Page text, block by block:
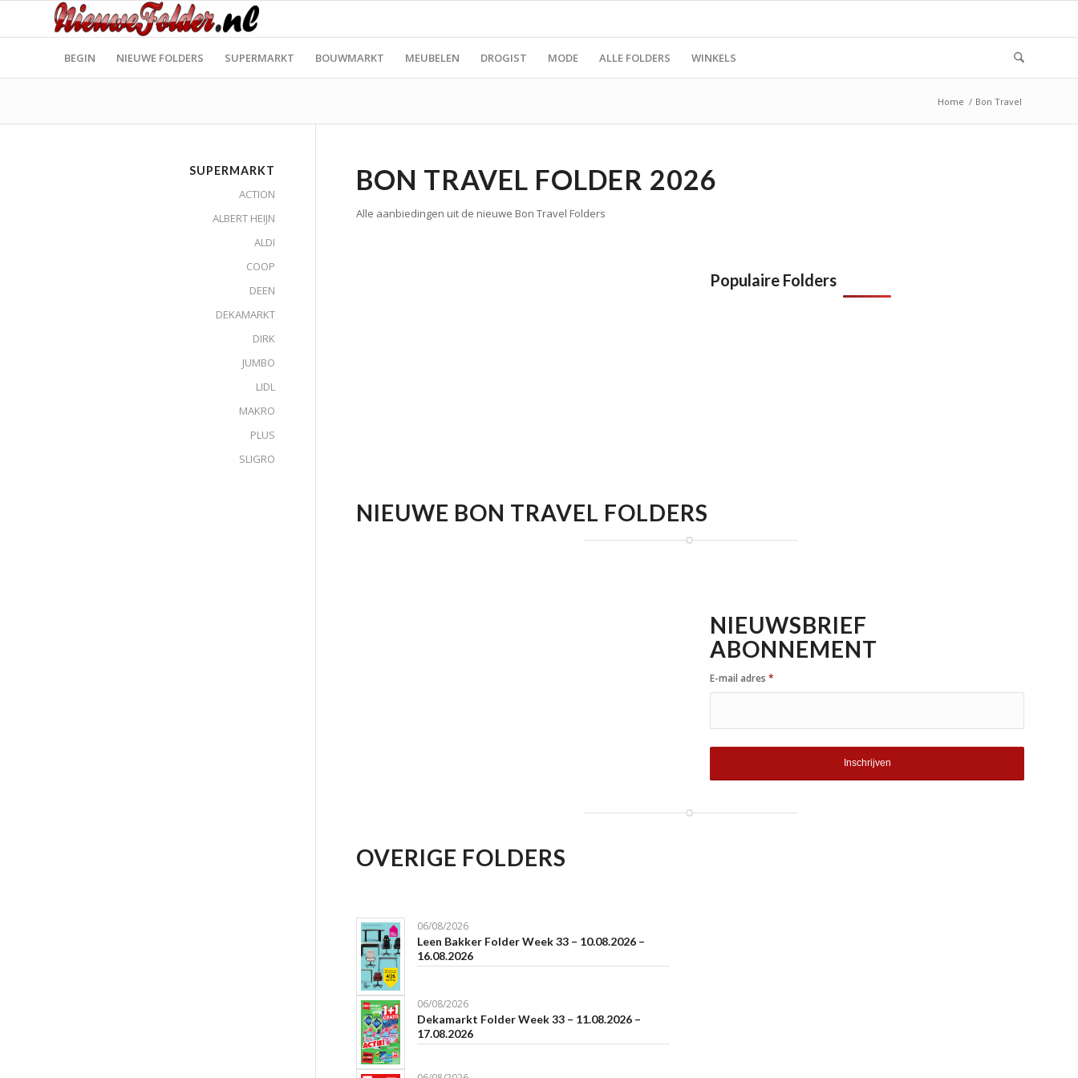
BEGIN NIEUWE FOLDERS SUPERMARKT BOUWMARKT MEUBELEN DROGIST MODE ALLE FOLDERS WINKELS
Home / Bon Travel
BON TRAVEL FOLDER 2026
Alle aanbiedingen uit de nieuwe Bon Travel Folders
Populaire Folders
NIEUWE BON TRAVEL FOLDERS
NIEUWSBRIEF
ABONNEMENT
E-mail adres*
OVERIGE FOLDERS
06/08/2026
Leen Bakker Folder Week 33 – 10.08.2026 –
16.08.2026
06/08/2026
Dekamarkt Folder Week 33 – 11.08.2026 –
17.08.2026
SUPERMARKT
ACTION
ALBERT HEIJN
ALDI
COOP
DEEN
DEKAMARKT
DIRK
JUMBO
LIDL
MAKRO
PLUS
SLIGRO